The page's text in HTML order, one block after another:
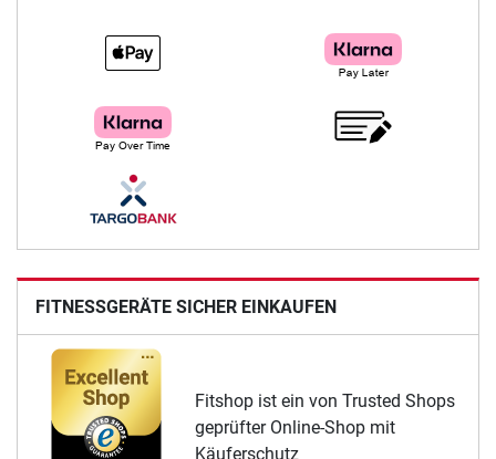
FITNESSGERÄTE SICHER EINKAUFEN
Fitshop ist ein von Trusted Shops
geprüfter Online-Shop mit
Käuferschutz